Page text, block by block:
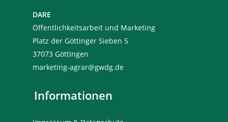
DARE
Öffentlichkeitsarbeit und Marketing
Platz der Göttinger Sieben 5
37073 Göttingen
marketing-agrar@gwdg.de
Informationen